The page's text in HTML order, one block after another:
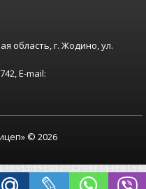
область, г. Жодино, ул.
E-mail:
© 2026